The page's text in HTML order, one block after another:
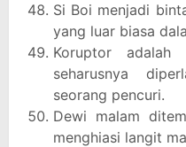
Si Boi menjadi
yang luar biasa
Koruptor adalah
seharusnya
seorang pencuri.
Dewi malam
menghiasi langit